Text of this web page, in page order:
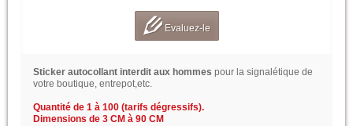
Evaluez-le
Sticker autocollant interdit aux hommes pour la signalétique de
votre boutique, entrepot,etc.
Quantité de 1 à 100 (tarifs dégressifs).
Dimensions de 3 CM à 90 CM